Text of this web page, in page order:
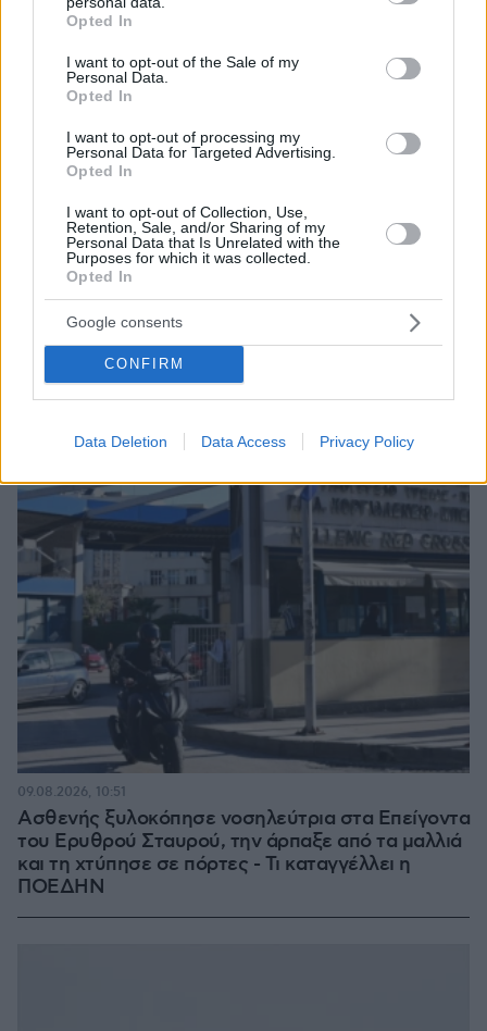
grant or deny consent to Google and its third-party tags to
use your data for below specified purposes in below Google
consent section.
Opted In
I want to opt-out of the Sale of my
Personal Data.
Opted In
I want to opt-out of processing my
Personal Data for Targeted Advertising.
Opted In
I want to opt-out of Collection, Use,
Retention, Sale, and/or Sharing of my
Personal Data that Is Unrelated with the
Purposes for which it was collected.
Opted In
Google consents
CONFIRM
Data Deletion Data Access Privacy Policy
Loaded
100.00%
όταν ένας... απίθανος τύπος προσγείωσε το
ελικόπτερό του στο Σαρακήνικο με εκατοντάδες
λουόμενους - Παρέμβαση Εισαγγελέα
09.08.2026, 14:15
Ασθενής ξυλοκόπησε νοσηλεύτρια στα Επείγοντα
του Ερυθρού Σταυρού, την άρπαξε από τα μαλλιά
και τη χτύπησε σε πόρτες - Τι καταγγέλλει η
ΠΟΕΔΗΝ
09.08.2026, 10:51